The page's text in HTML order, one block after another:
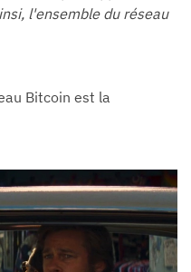
l'ensemble du réseau
Bitcoin est la